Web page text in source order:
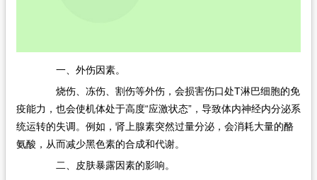
一、外伤因素。
烧伤、冻伤、割伤等外伤，会损害伤口处T淋巴细胞的免
疫能力，也会使机体处于高度“应激状态”，导致体内神经内分泌系
统运转的失调。例如，肾上腺素突然过量分泌，会消耗大量的酪
氨酸，从而减少黑色素的合成和代谢。
二、皮肤暴露因素的影响。